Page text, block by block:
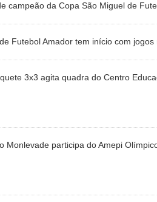
campeão da Copa São Miguel de
Futebol Amador tem início com jogos
3x3 agita quadra do Centro
Monlevade participa do Amepi